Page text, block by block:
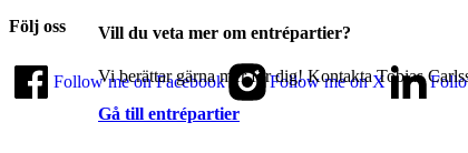
Vill du veta mer om entrépartier?
Vi berättar gärna mer för dig! Kontakta Tobias
Gå till entrépartier
Följ oss
Follow me on Facebook Follow me on X